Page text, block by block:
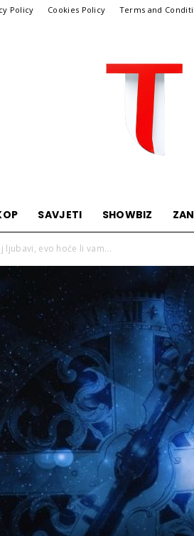
Policy Cookies Policy Terms and
Portal
SAVJETI SHOWBIZ
ljubavi, evo hoće li vam...